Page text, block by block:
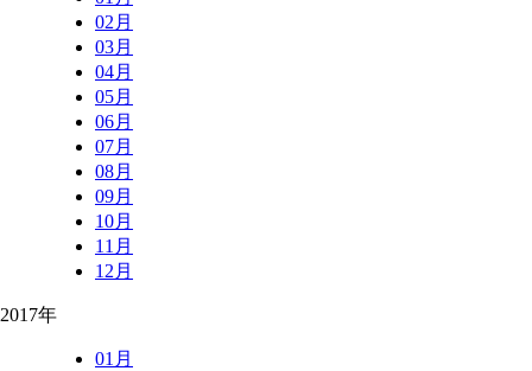
02月
03月
04月
05月
06月
07月
08月
09月
10月
11月
12月
2017年
01月